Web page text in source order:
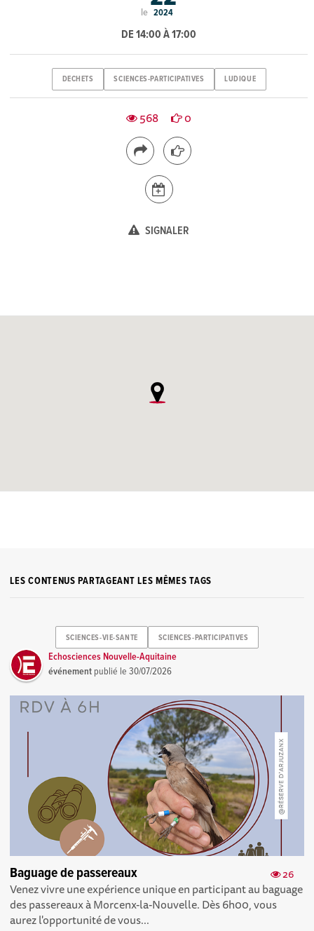
le 2024
DE 14:00 À 17:00
DECHETS SCIENCES-PARTICIPATIVES LUDIQUE
568 0
SIGNALER
LES CONTENUS PARTAGEANT LES MÊMES TAGS
SCIENCES-VIE-SANTE SCIENCES-PARTICIPATIVES
Echosciences Nouvelle-Aquitaine
événement publié le30/07/2026
26
Baguage de passereaux
Venez vivre une expérience unique en participant au baguage
des passereaux à Morcenx-la-Nouvelle. Dès 6h00, vous
aurez l'opportunité de vous...